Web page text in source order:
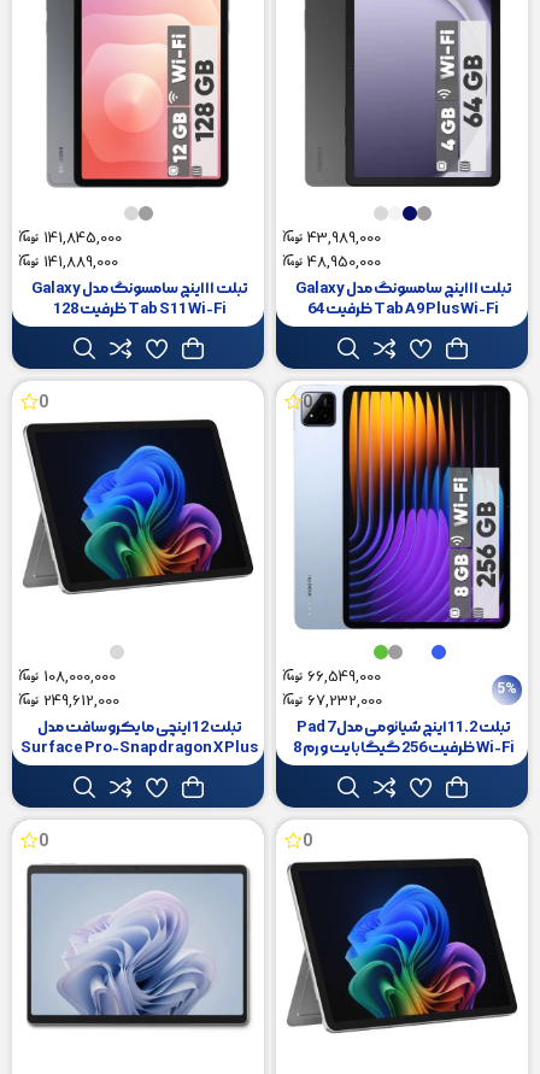
43,989,000
48,950,000
تبلت ۱۱ اینچ سامسونگ مدل Galaxy
Tab A9 Plus Wi-Fi ظرفیت 64
گیگابایت و رم 4 گیگابایت
141,845,000
141,889,000
تبلت ۱۱ اینچ سامسونگ مدل Galaxy
Tab S11 Wi-Fi ظرفیت 128
گیگابایت و رم 12 گیگابایت،
رزولوشن دوربین ۱۳ مگاپیکسل،
پشتیبانی از قلم و کیبورد
0
5%
66,549,000
67,232,000
تبلت 11.2 اینچ شیائومی مدل Pad 7
Wi-Fi ظرفیت 256 گیگابایت و رم 8
گیگابایت
0
108,000,000
249,612,000
تبلت 12 اینچی مایکروسافت مدل
Surface Pro-Snapdragon X Plus
ظرفیت 256 گیگابایت و رم 16
گیگابایت
0
0